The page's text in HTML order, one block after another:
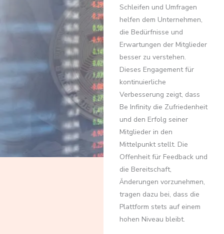
Schleifen und Umfragen
helfen dem Unternehmen,
die Bedürfnisse und
Erwartungen der Mitglieder
besser zu verstehen.
Dieses Engagement für
kontinuierliche
Verbesserung zeigt, dass
Be Infinity die Zufriedenheit
und den Erfolg seiner
Mitglieder in den
Mittelpunkt stellt. Die
Offenheit für Feedback und
die Bereitschaft,
Änderungen vorzunehmen,
tragen dazu bei, dass die
Plattform stets auf einem
hohen Niveau bleibt.